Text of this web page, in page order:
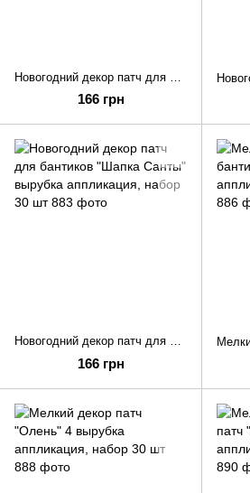
166 грн
Новогодний декор патч для бантиков "Шапка Санты" вырубка аппликация, набор 30 шт
166 грн